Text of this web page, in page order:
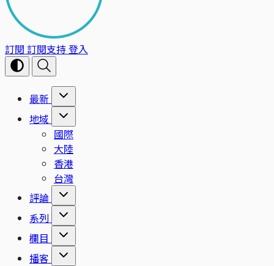
訂閱 訂閱支持登入
最新
地域
國際
大陸
香港
台灣
評論
系列
欄目
播客